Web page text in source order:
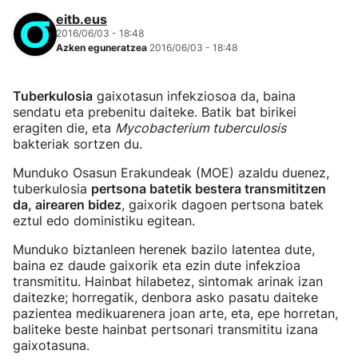
eitb.eus
2016/06/03 - 18:48
Azken eguneratzea 2016/06/03 - 18:48
Tuberkulosia gaixotasun infekziosoa da, baina
sendatu eta prebenitu daiteke. Batik bat birikei
eragiten die, eta Mycobacterium tuberculosis
bakteriak sortzen du.
Munduko Osasun Erakundeak (MOE) azaldu duenez,
tuberkulosia pertsona batetik bestera transmititzen
da, airearen bidez, gaixorik dagoen pertsona batek
eztul edo doministiku egitean.
Munduko biztanleen herenek bazilo latentea dute,
baina ez daude gaixorik eta ezin dute infekzioa
transmititu. Hainbat hilabetez, sintomak arinak izan
daitezke; horregatik, denbora asko pasatu daiteke
pazientea medikuarenera joan arte, eta, epe horretan,
baliteke beste hainbat pertsonari transmititu izana
gaixotasuna.